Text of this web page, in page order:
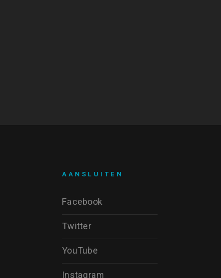
AANSLUITEN
Facebook
Twitter
YouTube
Instagram